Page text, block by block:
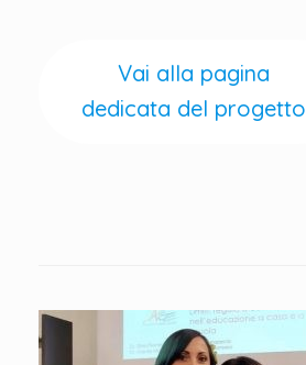
Vai alla pagina
dedicata del progetto